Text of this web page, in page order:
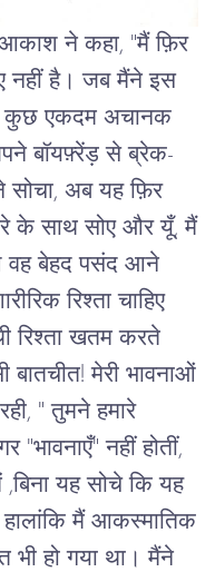
ने कहा, "मैं फ़िर
नहीं है। जब मैंने इस
कुछ एकदम अचानक
बॉयफ़्रेंड़ से ब्रेक-
अब यह फ़िर
के साथ सोए और यूँ, मैं
वह बेहद पसंद आने
रिश्ता चाहिए
रिश्ता खतम करते
मेरी भावनाओं
" तुमने हमारे
नहीं होतीं,
यह सोचे कि यह
हालांकि मैं आकस्मातिक
भी हो गया था। मैंने